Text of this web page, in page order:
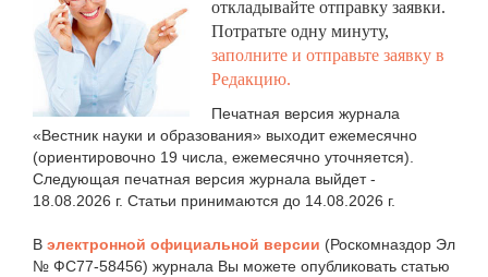
откладывайте отправку заявки.
Потратьте одну минуту,
заполните и отправьте заявку в
Редакцию.
Печатная версия журнала
«Вестник науки и образования» выходит ежемесячно
(ориентировочно 19 числа, ежемесячно уточняется).
Следующая печатная версия журнала выйдет -
18.08.2026 г. Статьи принимаются до 14.08.2026 г.
В электронной официальной версии (Роскомназдор Эл
№ ФС77-58456) журнала Вы можете опубликовать статью